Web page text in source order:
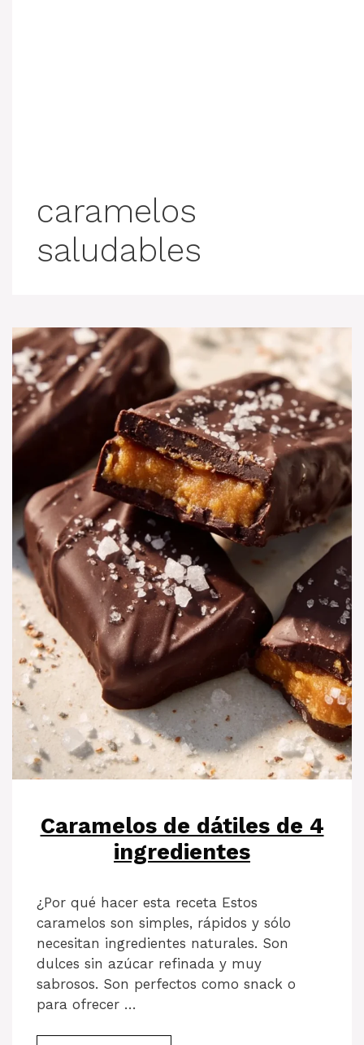
caramelos
saludables
Caramelos de dátiles de 4
ingredientes
¿Por qué hacer esta receta Estos
caramelos son simples, rápidos y sólo
necesitan ingredientes naturales. Son
dulces sin azúcar refinada y muy
sabrosos. Son perfectos como snack o
para ofrecer …